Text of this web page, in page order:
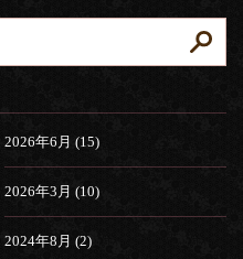
2026年6月 (15)
2026年3月 (10)
2024年8月 (2)